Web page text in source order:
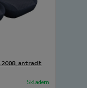
antracit
Skladem